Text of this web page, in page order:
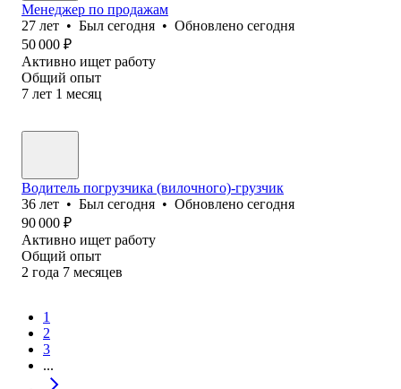
Менеджер по продажам
27 лет • Был сегодня • Обновлено сегодня
50 000 ₽
Активно ищет работу
Общий опыт
7 лет 1 месяц
Водитель погрузчика (вилочного)-грузчик
36 лет • Был сегодня • Обновлено сегодня
90 000 ₽
Активно ищет работу
Общий опыт
2 года 7 месяцев
1
2
3
...